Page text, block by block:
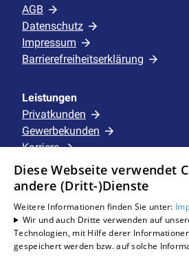
AGB
Datenschutz
Impressum
Barrierefreiheitserklärung
Leistungen
Privatkunden
Gewerbekunden
Karriere
Unternehmen
Standorte
Schermbeck
Diese Webseite verwendet
andere (Dritt-)Dienste
Weitere Informationen finden Sie unter:
Wir und auch Dritte verwenden auf
Technologien, mit Hilfe derer
gespeichert werden bzw. auf solche